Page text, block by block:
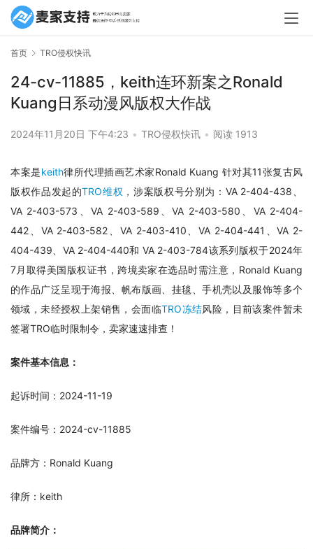
首页 TRO侵权快讯
24-cv-11885，keith连环新案之Ronald
Kuang日系动漫风版权大作战
2024年11月20日 下午4:23 • TRO侵权快讯 • 阅读 1913
本案是keith律所代理插画艺术家Ronald Kuang 针对其11张复古风
版权作品发起的TRO维权 ，涉案版权号分别为：VA 2-404-438、
VA 2-403-573、VA 2-403-589、VA 2-403-580、VA 2-404-
442、VA 2-403-582、VA 2-403-410、VA 2-404-441、VA 2-
404-439、VA 2-404-440和 VA 2-403-784该系列版权于2024年
7月取得美国版权证书，跨境卖家在选品时需注意，Ronald Kuang
的作品广泛呈现于海报、帆布版画、挂毯、手机壳以及服饰等多个
领域，未经授权上架销售，会面临TRO冻结风险，目前该案件暂未
签署TRO临时限制令，卖家速速排查！
案件基本信息：
起诉时间：2024-11-19
案件编号：2024-cv-11885
品牌方：Ronald Kuang
律所：keith
品牌简介：